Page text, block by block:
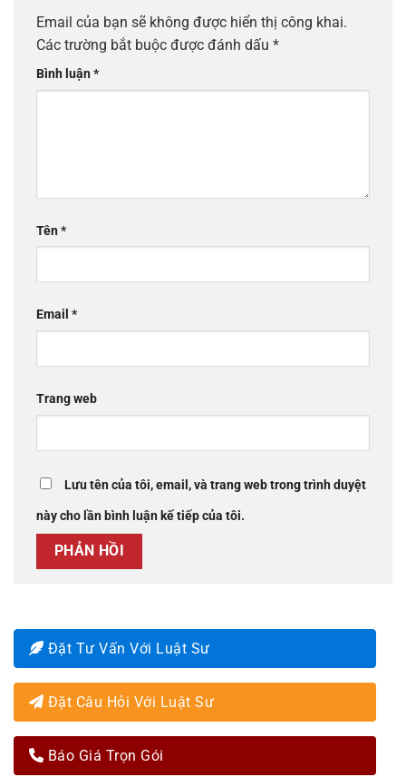
Email của bạn sẽ không được hiển thị công khai.
Các trường bắt buộc được đánh dấu *
Bình luận*
Tên*
Email *
Trang web
Lưu tên của tôi, email, và trang web trong trình duyệt
này cho lần bình luận kế tiếp của tôi.
Đặt Tư Vấn Với Luật Sư
Đặt Câu Hỏi Với Luật Sư
Báo Giá Trọn Gói